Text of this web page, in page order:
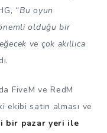
“Bu oyun
olduğu bir
ve çok akıllıca
FiveM ve RedM
ekibi satın alması ve
bir pazar yeri ile